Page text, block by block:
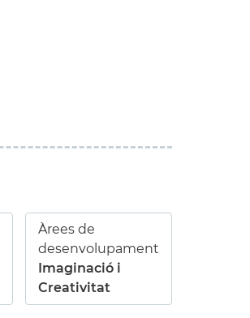
Àrees de
desenvolupament
Imaginació i
Creativitat